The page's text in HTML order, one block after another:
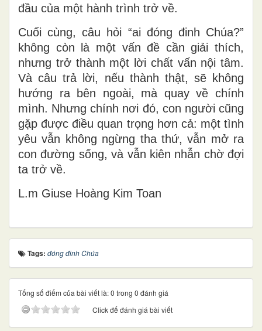
đầu của một hành trình trở về.
Cuối cùng, câu hỏi “ai đóng đinh Chúa?”
không còn là một vấn đề cần giải thích,
nhưng trở thành một lời chất vấn nội tâm.
Và câu trả lời, nếu thành thật, sẽ không
hướng ra bên ngoài, mà quay về chính
mình. Nhưng chính nơi đó, con người cũng
gặp được điều quan trọng hơn cả: một tình
yêu vẫn không ngừng tha thứ, vẫn mở ra
con đường sống, và vẫn kiên nhẫn chờ đợi
ta trở về.
L.m Giuse Hoàng Kim Toan
Tags: đóng đinh Chúa
Tổng số điểm của bài viết là: 0 trong 0 đánh giá
Click để đánh giá bài viết